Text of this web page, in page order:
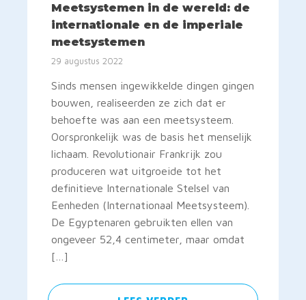
Meetsystemen in de wereld: de
internationale en de imperiale
meetsystemen
29 augustus 2022
Sinds mensen ingewikkelde dingen gingen
bouwen, realiseerden ze zich dat er
behoefte was aan een meetsysteem.
Oorspronkelijk was de basis het menselijk
lichaam. Revolutionair Frankrijk zou
produceren wat uitgroeide tot het
definitieve Internationale Stelsel van
Eenheden (Internationaal Meetsysteem).
De Egyptenaren gebruikten ellen van
ongeveer 52,4 centimeter, maar omdat
[…]